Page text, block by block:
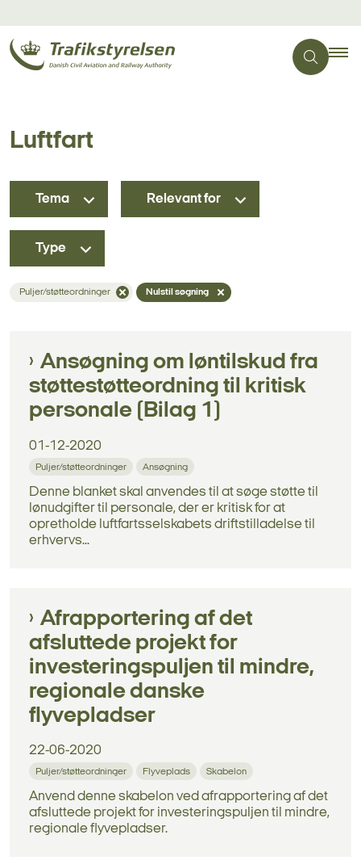
Luftfart
Puljer/støtteordninger Nulstil søgning
Tema Relevant for
Type
Ansøgning om løntilskud fra
støttestøtteordning til kritisk
personale (Bilag 1)
01-12-2020
Puljer/støtteordninger Ansøgning
Denne blanket skal anvendes til at søge støtte til
lønudgifter til personale, der er kritisk for at
opretholde luftfartsselskabets driftstilladelse til
erhvervs...
Afrapportering af det
afsluttede projekt for
investeringspuljen til mindre,
regionale danske
flyvepladser
22-06-2020
Puljer/støtteordninger Flyveplads Skabelon
Anvend denne skabelon ved afrapportering af det
afsluttede projekt for investeringspuljen til mindre,
regionale flyvepladser.